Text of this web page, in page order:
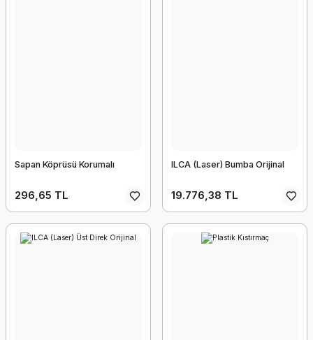
Sapan Köprüsü Korumalı
296,65 TL
ILCA (Laser) Bumba Orijinal
19.776,38 TL